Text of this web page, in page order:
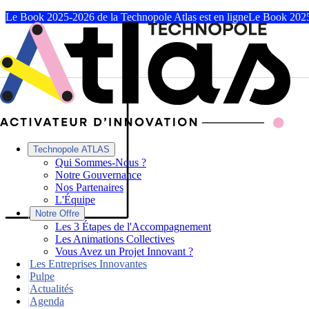
Le Book 2025-2026 de la Technopole Atlas est en ligneLe Book
Technopole ATLAS
Qui Sommes-Nous ?
Notre Gouvernance
Nos Partenaires
L'Équipe
|
Notre Offre
Les 3 Étapes de l'Accompagnement
Les Animations Collectives
Vous Avez un Projet Innovant ?
|Les Entreprises Innovantes
|Pulpe
|Actualités
|Agenda